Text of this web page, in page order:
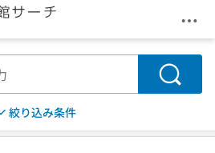
メ
検索
絞り込み条件